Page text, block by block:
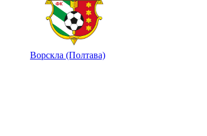
Ворскла (Полтава)